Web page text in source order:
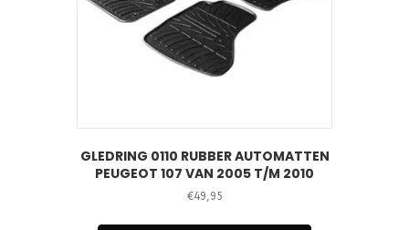
GLEDRING 0110 RUBBER AUTOMATTEN
PEUGEOT 107 VAN 2005 T/M 2010
€49,95